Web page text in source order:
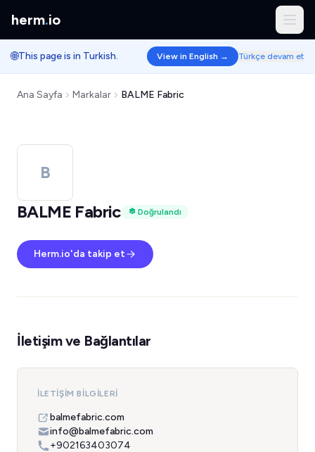
herm.io
🌐This page is in Turkish. View in English → Türkçe devam et
Ana Sayfa Markalar BALME Fabric
B
BALME Fabric
Doğrulandı
Herm.io'da takip et
İletişim ve Bağlantılar
İLETIŞIM BILGILERI
balmefabric.com
info@balmefabric.com
+902163403074